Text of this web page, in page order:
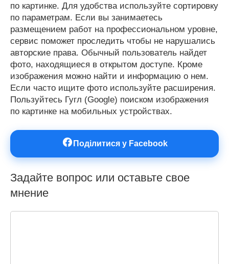
по картинке. Для удобства используйте сортировку
по параметрам. Если вы занимаетесь
размещением работ на профессиональном уровне,
сервис поможет проследить чтобы не нарушались
авторские права. Обычный пользователь найдет
фото, находящиеся в открытом доступе. Кроме
изображения можно найти и информацию о нем.
Если часто ищите фото используйте расширения.
Пользуйтесь Гугл (Google) поиском изображения
по картинке на мобильных устройствах.
Поділитися у Facebook
Задайте вопрос или оставьте свое
мнение